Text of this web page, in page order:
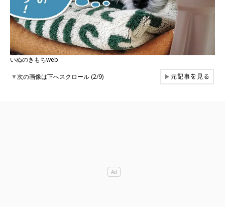
いぬのきもちweb
▼次の画像は下へスクロール (2/9) ▶元記事を見る